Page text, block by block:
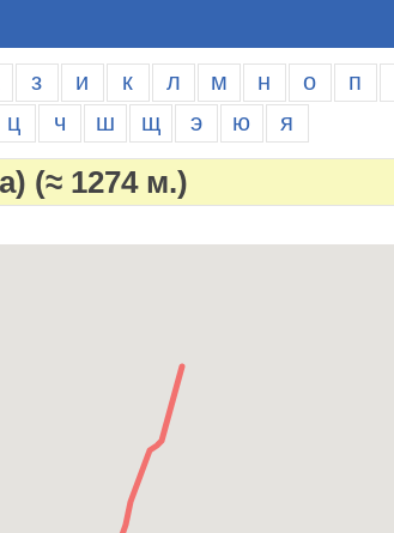
з и к л м н о п
ц ч ш щ э ю я
(≈ 1274 м.)